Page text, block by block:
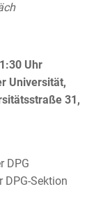
Uhr
Universität,
31,
DPG
DPG-Sektion